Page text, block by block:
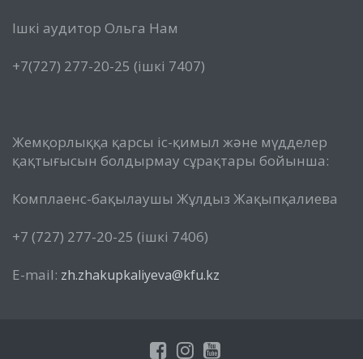
Ішкі аудитор Ольга Нам
+7(727) 277-20-25 (ішкі 7407)
Жемқорлыққа қарсы іс-қимыл және мүдделер
қақтығысын болдырмау сұрақтары бойынша:
Комплаенс-бақылаушы Жұлдыз Жақыпқалиева
+7 (727) 277-20-25 (ішкі 7406)
E-mail: zh.zhakupkaliyeva@kfu.kz